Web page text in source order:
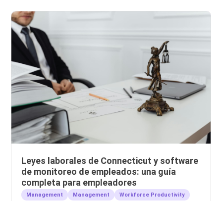
Leyes laborales de Connecticut y software
de monitoreo de empleados: una guía
completa para empleadores
Management Management
Workforce Productivity